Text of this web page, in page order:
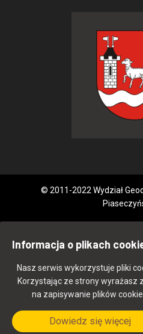
© 2011-2022 Wydział
Informacja o plikach
Nasz serwis wykorzystuje pliki
Korzystając ze strony wyrażasz
na zapisywanie plików
Dowiedz się więcej